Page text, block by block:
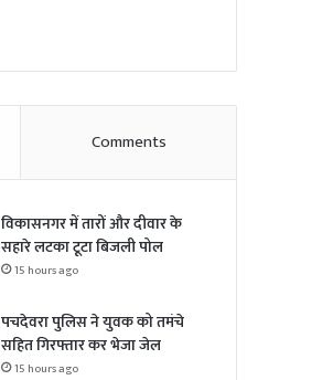
Comments
विकासनगर में तारों और दीवार के
सहारे लटका टूटा बिजली पोल
15 hours ago
पचदेवरा पुलिस ने युवक को तमंचे
सहित गिरफ्तार कर भेजा जेल
15 hours ago